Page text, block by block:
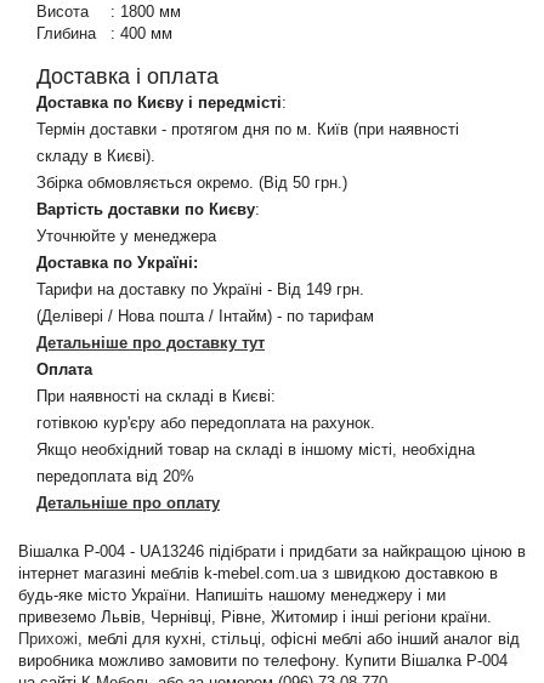
Висота
: 1800 мм
Глибина
: 400 мм
Доставка і оплата
Доставка по Києву і передмісті:
Термін доставки - протягом дня по м. Київ (при наявності
складу в Києві).
Збірка обмовляється окремо. (Від 50 грн.)
Вартість доставки по Києву:
Уточнюйте у менеджера
Доставка по Україні:
Тарифи на доставку по Україні - Від 149 грн.
(Делівері / Нова пошта / Інтайм) - по тарифам
Детальніше про доставку тут
Оплата
При наявності на складі в Києві:
готівкою кур'єру або передоплата на рахунок.
Якщо необхідний товар на складі в іншому місті, необхідна
передоплата від 20%
Детальніше про оплату
Вішалка P-004 - UA13246 підібрати і придбати за найкращою ціною в
інтернет магазині меблів k-mebel.com.ua з швидкою доставкою в
будь-яке місто України. Напишіть нашому менеджеру і ми
привеземо Львів, Чернівці, Рівне, Житомир і інші регіони країни.
Прихожі, меблі для кухні, стільці, офісні меблі або інший аналог від
виробника можливо замовити по телефону. Купити Вішалка P-004